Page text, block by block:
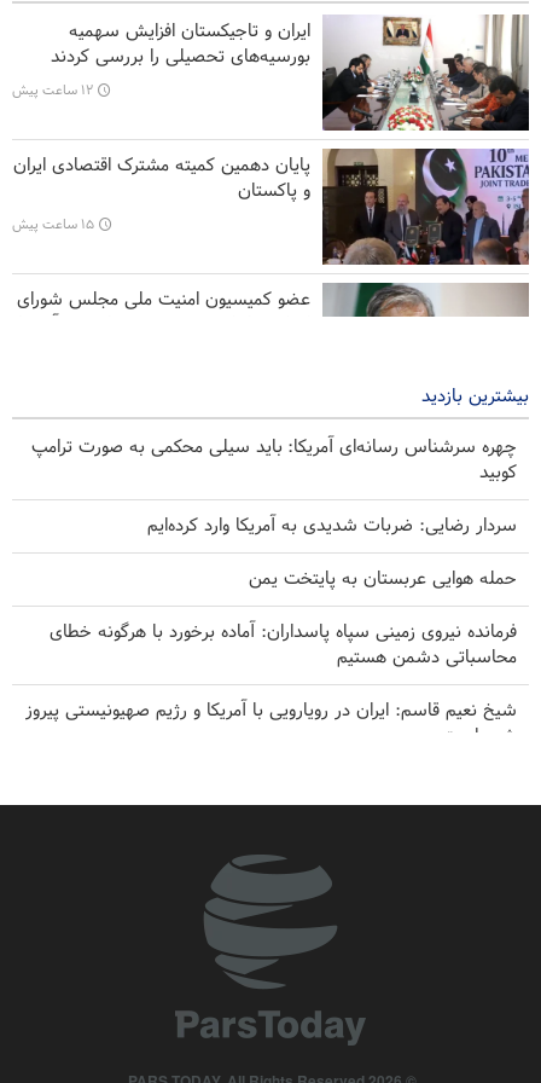
عصبانیت ترامپ از پیروزی نامزد حامی فلسطین در میشیگان
هشدار شدیداللحن صنعا به ریاض
لغو برخی تحریم های مرتبط با ایران از سوی آمریکا
تحلیل | همکاری‌های تسلیحاتی جدید امارات و رژیم صهیونیستی
ایران و تاجیکستان افزایش سهمیه
بورسیه‌های تحصیلی را بررسی کردند
۱۲ ساعت پیش
پایان دهمین کمیته مشترک اقتصادی ایران
و پاکستان
۱۵ ساعت پیش
عضو کمیسیون امنیت ملی مجلس شورای
بیشترین بازدید
چهره سرشناس رسانه‌ای آمریکا: باید سیلی محکمی به صورت ترامپ
کوبید
سردار رضایی: ضربات شدیدی به آمریکا وارد کرده‌ایم
حمله هوایی عربستان به پایتخت یمن
فرمانده نیروی زمینی سپاه پاسداران: آماده برخورد با هرگونه خطای
محاسباتی دشمن هستیم
شیخ نعیم قاسم: ایران در رویارویی با آمریکا و رژیم صهیونیستی پیروز
شده است
هدف قرار گرفتن یک نفتکش سعودی توسط ارتش یمن
بقائی: فضای مذاکرات ایران و عمان درباره تنگه هرمز، مثبت است